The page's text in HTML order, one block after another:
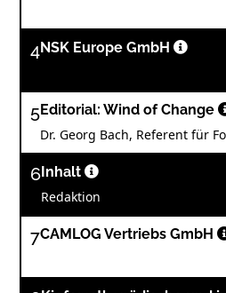
4NSK Europe GmbH
5Editorial: Wind of Change
Dr. Georg Bach, Referent für
6 Inhalt
Redaktion
7CAMLOG Vertriebs GmbH